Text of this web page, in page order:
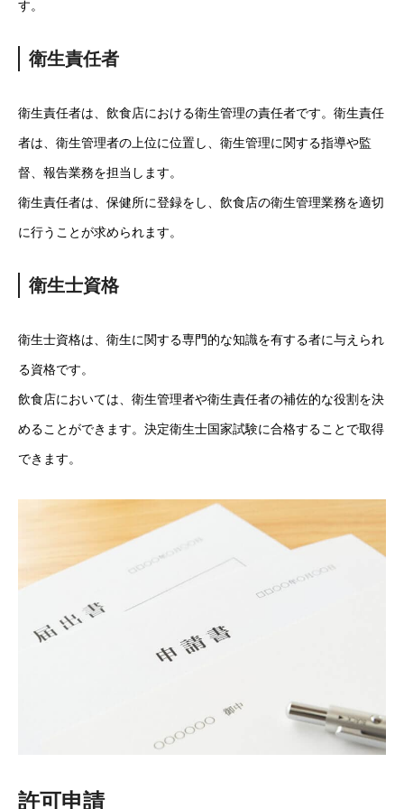
す。
衛生責任者
衛生責任者は、飲食店における衛生管理の責任者です。衛生責任
者は、衛生管理者の上位に位置し、衛生管理に関する指導や監
督、報告業務を担当します。
衛生責任者は、保健所に登録をし、飲食店の衛生管理業務を適切
に行うことが求められます。
衛生士資格
衛生士資格は、衛生に関する専門的な知識を有する者に与えられ
る資格です。
飲食店においては、衛生管理者や衛生責任者の補佐的な役割を決
めることができます。決定衛生士国家試験に合格することで取得
できます。
許可申請